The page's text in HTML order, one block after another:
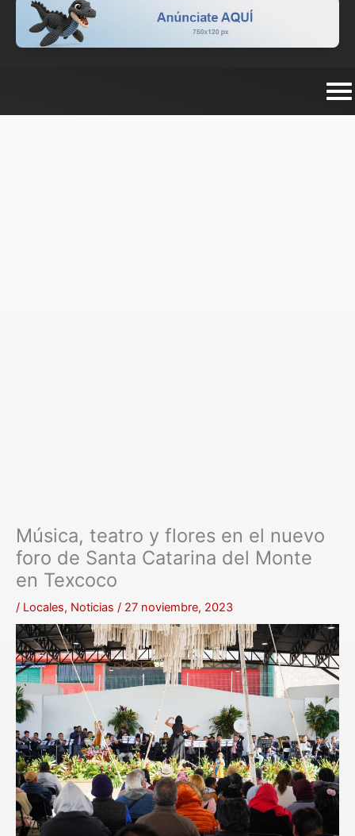
Música, teatro y flores en el nuevo
foro de Santa Catarina del Monte
en Texcoco
/ Locales, Noticias / 27 noviembre, 2023